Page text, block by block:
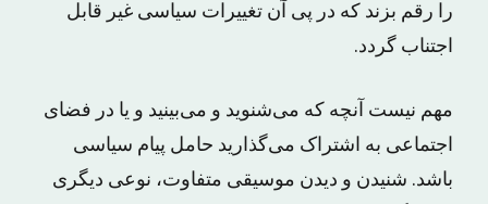
را رقم بزند که در پی آن تغییرات سیاسی غیر قابل
اجتناب گردد.
مهم نیست آنچه که می‌شنوید و می‌بینید و یا در فضای
اجتماعی به اشتراک می‌گذارید حامل پیام سیاسی
باشد. شنیدن و دیدن موسیقی متفاوت، نوعی دیگری